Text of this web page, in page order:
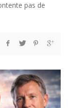
pas de